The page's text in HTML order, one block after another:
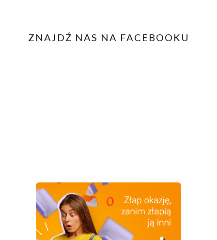
ZNAJDŹ NAS NA FACEBOOKU